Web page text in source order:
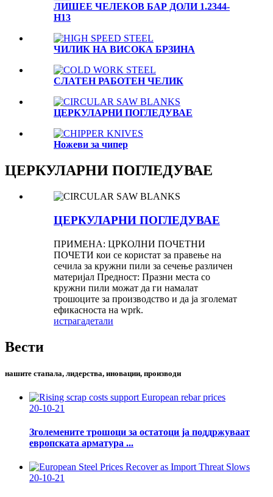
ЛИШЕЕ ЧЕЛЕКОВ БАР ДОЛИ 1.2344-
H13
ЧИЛИК НА ВИСОКА БРЗИНА
СЛАТЕН РАБОТЕН ЧЕЛИК
ЦЕРКУЛАРНИ ПОГЛЕДУВАЕ
Ножеви за чипер
ЦЕРКУЛАРНИ ПОГЛЕДУВАЕ
ЦЕРКУЛАРНИ ПОГЛЕДУВАЕ
ПРИМЕНА: ЦРКОЛНИ ПОЧЕТНИ
ПОЧЕТИ кои се користат за правење на
сечила за кружни пили за сечење различен
материјал Предност: Празни места со
кружни пили можат да ги намалат
трошоците за производство и да ја зголемат
ефикасноста на wprk.
истрагадетали
Вести
нашите стапала, лидерства, иновации, производи
20-10-21
Зголемените трошоци за остатоци ја поддржуваат
европската арматура ...
20-10-21